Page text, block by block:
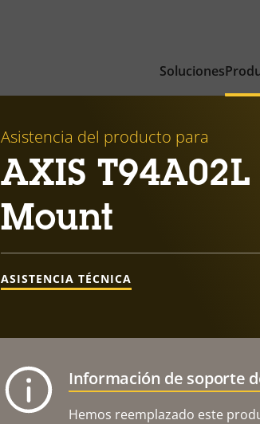
Soluciones
Asistencia del producto para
AXIS T94A02L
Mount
ASISTENCIA TÉCNICA
Información de soporte
Hemos reemplazado este